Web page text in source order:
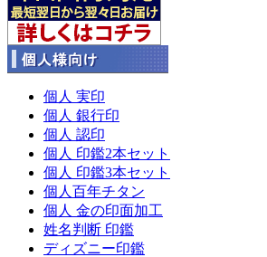
個人 実印
個人 銀行印
個人 認印
個人 印鑑2本セット
個人 印鑑3本セット
個人百年チタン
個人 金の印面加工
姓名判断 印鑑
ディズニー印鑑